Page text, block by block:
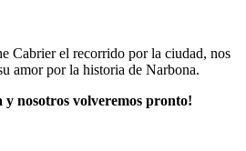
Cabrier el recorrido por la ciudad, nos
amor por la historia de Narbona.
y nosotros volveremos pronto!